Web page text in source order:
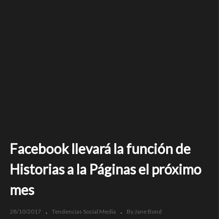
Facebook llevará la función de
Historias a la Páginas el próximo
mes
28/10/2017 Tendencias Social Media
By Jane Bond